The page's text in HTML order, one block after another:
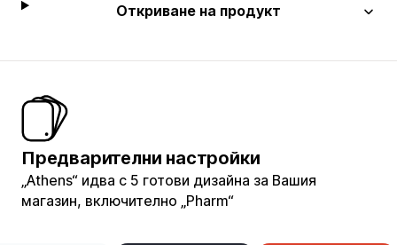
Откриване на продукт
Предварителни настройки
„Athens“ идва с 5 готови дизайна за Вашия
магазин, включително „Pharm“